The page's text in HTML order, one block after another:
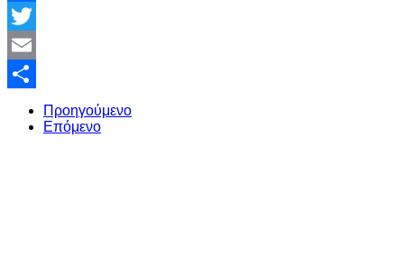
Facebook
Twitter
Email
Share
Προηγούμενο
Επόμενο